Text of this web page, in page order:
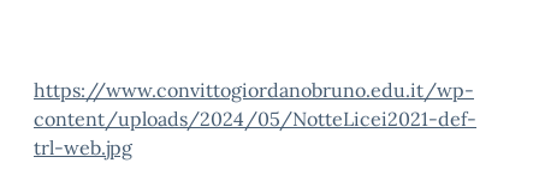
https://www.convittogiordanobruno.edu.it/wp-
content/uploads/2024/05/NotteLicei2021-def-
trl-web.jpg